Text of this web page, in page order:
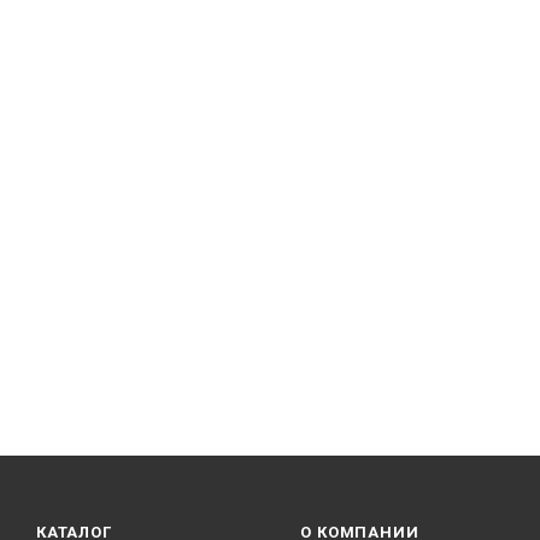
КАТАЛОГ О КОМПАНИИ